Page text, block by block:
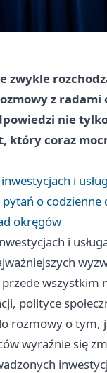
zwykle
z
nie
który coraz
i
o codzienne
okręgów
i
przede
polityce
rozmowy o tym,
wyraźnie się